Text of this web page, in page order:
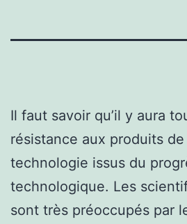
Il faut savoir qu’il y aura
résistance aux produits
technologie issus du
technologique. Les
sont très préoccupés par